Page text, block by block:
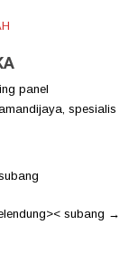
panel
, spesialis
subang →